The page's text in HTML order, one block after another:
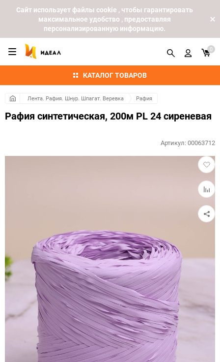
Cайт использует файлы cookie , чтобы гарантировать
максимальное удобство , предоставляя
персонализированную информацию.
КАТАЛОГ ТОВАРОВ
0
Лента. Рафия. Шнур. Шпагат. Веревка Рафия
Рафия синтетическая, 200м PL 24 сиреневая
в
к
Артикул:00063712